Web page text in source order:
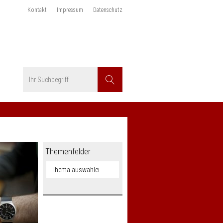
Kontakt Impressum Datenschutz
Suchen
Themenfelder